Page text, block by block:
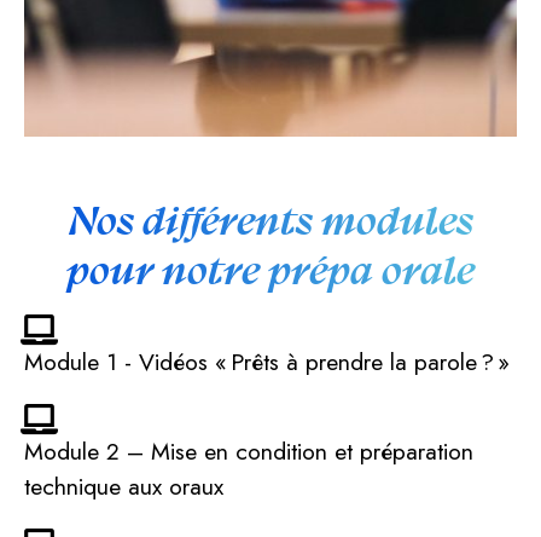
Nos différents modules
pour notre prépa orale
Module 1 - Vidéos « Prêts à prendre la parole ? »
Module 2 – Mise en condition et préparation
technique aux oraux